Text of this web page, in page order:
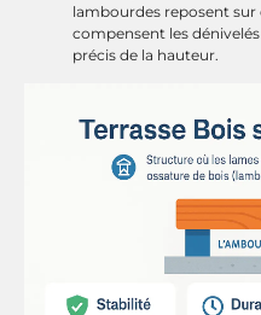
lambourdes reposent sur
compensent les
précis de la hauteur.